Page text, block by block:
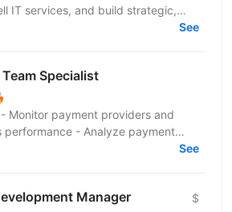
IT services, and build strategic,
See
Specialist
payment providers and
performance - Analyze payment
identify issues - Launch and testSee
Manager $